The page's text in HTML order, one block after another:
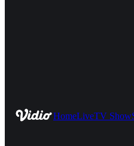
HomeLiveTV Show